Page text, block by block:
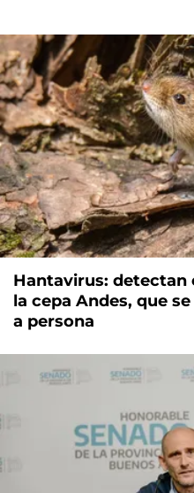
Hantavirus: detectan
la cepa Andes, que
a persona